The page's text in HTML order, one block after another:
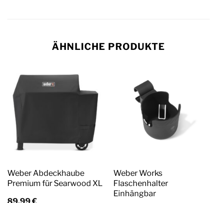
ÄHNLICHE PRODUKTE
Weber Abdeckhaube
Premium für Searwood XL
Weber Works
Flaschenhalter
Einhängbar